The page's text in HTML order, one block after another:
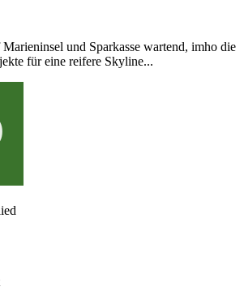
und Sparkasse wartend, imho die
für eine reifere Skyline...